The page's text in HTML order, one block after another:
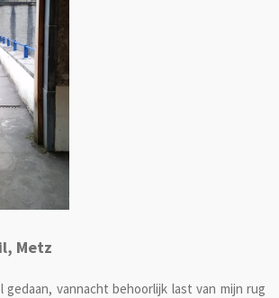
Metz
vannacht behoorlijk last van mijn rug